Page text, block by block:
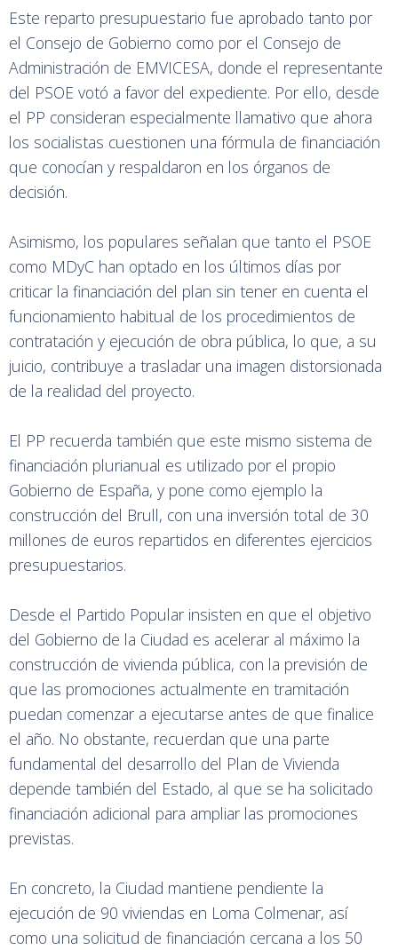
Este reparto presupuestario fue aprobado tanto por
el Consejo de Gobierno como por el Consejo de
Administración de EMVICESA, donde el representante
del PSOE votó a favor del expediente. Por ello, desde
el PP consideran especialmente llamativo que ahora
los socialistas cuestionen una fórmula de financiación
que conocían y respaldaron en los órganos de
decisión.
Asimismo, los populares señalan que tanto el PSOE
como MDyC han optado en los últimos días por
criticar la financiación del plan sin tener en cuenta el
funcionamiento habitual de los procedimientos de
contratación y ejecución de obra pública, lo que, a su
juicio, contribuye a trasladar una imagen distorsionada
de la realidad del proyecto.
El PP recuerda también que este mismo sistema de
financiación plurianual es utilizado por el propio
Gobierno de España, y pone como ejemplo la
construcción del Brull, con una inversión total de 30
millones de euros repartidos en diferentes ejercicios
presupuestarios.
Desde el Partido Popular insisten en que el objetivo
del Gobierno de la Ciudad es acelerar al máximo la
construcción de vivienda pública, con la previsión de
que las promociones actualmente en tramitación
puedan comenzar a ejecutarse antes de que finalice
el año. No obstante, recuerdan que una parte
fundamental del desarrollo del Plan de Vivienda
depende también del Estado, al que se ha solicitado
financiación adicional para ampliar las promociones
previstas.
En concreto, la Ciudad mantiene pendiente la
ejecución de 90 viviendas en Loma Colmenar, así
como una solicitud de financiación cercana a los 50